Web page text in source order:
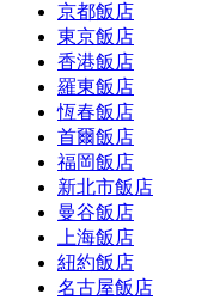
京都飯店
東京飯店
香港飯店
羅東飯店
恆春飯店
首爾飯店
福岡飯店
新北市飯店
曼谷飯店
上海飯店
紐約飯店
名古屋飯店